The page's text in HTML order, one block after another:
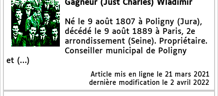
Gagneur (Just Charles) Wladimir
Né le 9 août 1807 à Poligny (Jura),
décédé le 9 août 1889 à Paris, 2e
arrondissement (Seine). Propriétaire.
Conseiller municipal de Poligny
et (…)
Article mis en ligne le 21 mars 2021
dernière modification le 2 avril 2022